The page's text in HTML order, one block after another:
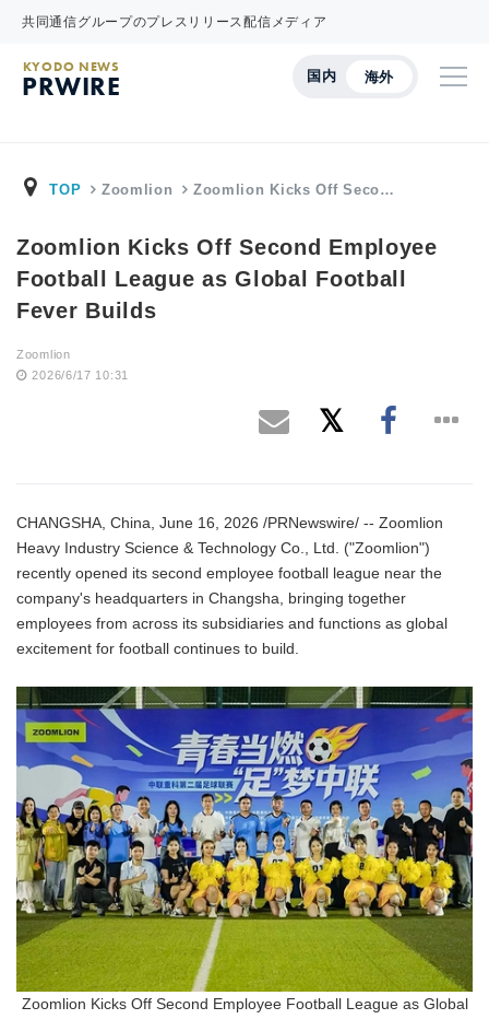
共同通信グループのプレスリリース配信メディア
国内 海外
KYODO NEWS
PRWIRE
TOP Zoomlion Zoomlion Kicks Off Seco…
Zoomlion Kicks Off Second Employee
Football League as Global Football
Fever Builds
Zoomlion
2026/6/17 10:31
CHANGSHA, China, June 16, 2026 /PRNewswire/ -- Zoomlion
Heavy Industry Science & Technology Co., Ltd. ("Zoomlion")
recently opened its second employee football league near the
company's headquarters in Changsha, bringing together
employees from across its subsidiaries and functions as global
excitement for football continues to build.
Zoomlion Kicks Off Second Employee Football League as Global